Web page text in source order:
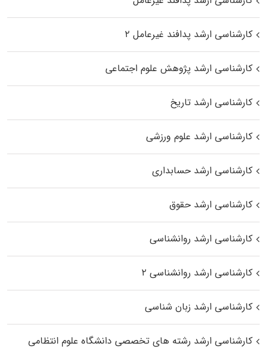
کارشناسی ارشد پدافند غیرعامل ۲
کارشناسی ارشد پژوهش علوم اجتماعی
کارشناسی ارشد تاریخ
کارشناسی ارشد علوم ورزشی
کارشناسی ارشد حسابداری
کارشناسی ارشد حقوق
کارشناسی ارشد روانشناسی
کارشناسی ارشد روانشناسی ۲
کارشناسی ارشد زبان شناسی
کارشناسی ارشد رﺷﺘﻪ ﻫﺎی تخصصی داﻧﺸﮕﺎه ﻋﻠﻮم انتظامی